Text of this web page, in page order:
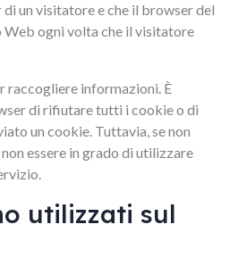
un visitatore e che il browser del
ogni volta che il visitatore
raccogliere informazioni. È
di rifiutare tutti i cookie o di
un cookie. Tuttavia, se non
essere in grado di utilizzare
utilizzati sul